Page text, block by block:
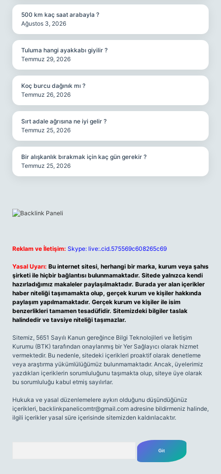
500 km kaç saat arabayla ?
Ağustos 3, 2026
Tuluma hangi ayakkabı giyilir ?
Temmuz 29, 2026
Koç burcu dağınık mı ?
Temmuz 26, 2026
Sırt adale ağrısına ne iyi gelir ?
Temmuz 25, 2026
Bir alışkanlık bırakmak için kaç gün gerekir ?
Temmuz 25, 2026
Reklam ve İletişim: Skype: live:.cid.575569c608265c69
Yasal Uyarı: Bu internet sitesi, herhangi bir marka, kurum veya şahıs
şirketi ile hiçbir bağlantısı bulunmamaktadır. Sitede yalnızca kendi
hazırladığımız makaleler paylaşılmaktadır. Burada yer alan içerikler
haber niteliği taşımamakta olup, gerçek kurum ve kişiler hakkında
paylaşım yapılmamaktadır. Gerçek kurum ve kişiler ile isim
benzerlikleri tamamen tesadüfidir. Sitemizdeki bilgiler taslak
halindedir ve tavsiye niteliği taşımazlar.
Sitemiz, 5651 Sayılı Kanun gereğince Bilgi Teknolojileri ve İletişim
Kurumu (BTK) tarafından onaylanmış bir Yer Sağlayıcı olarak hizmet
vermektedir. Bu nedenle, sitedeki içerikleri proaktif olarak denetleme
veya araştırma yükümlülüğümüz bulunmamaktadır. Ancak, üyelerimiz
yazdıkları içeriklerin sorumluluğunu taşımakta olup, siteye üye olarak
bu sorumluluğu kabul etmiş sayılırlar.
Hukuka ve yasal düzenlemelere aykırı olduğunu düşündüğünüz
içerikleri, backlinkpanelicomtr@gmail.com adresine bildirmeniz halinde,
ilgili içerikler yasal süre içerisinde sitemizden kaldırılacaktır.